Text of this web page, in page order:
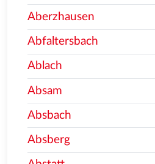
Aberzhausen
Abfaltersbach
Ablach
Absam
Absbach
Absberg